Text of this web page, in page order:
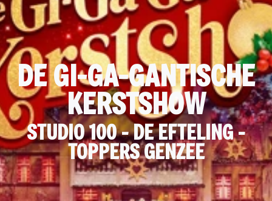
DE GI-GA-GANTISCHE
KERSTSHOW
STUDIO 100 - DE EFTELING -
TOPPERS GENZEE